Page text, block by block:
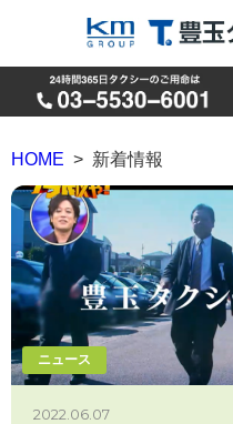
HOME > 新着情報
ニュース
2022.06.07